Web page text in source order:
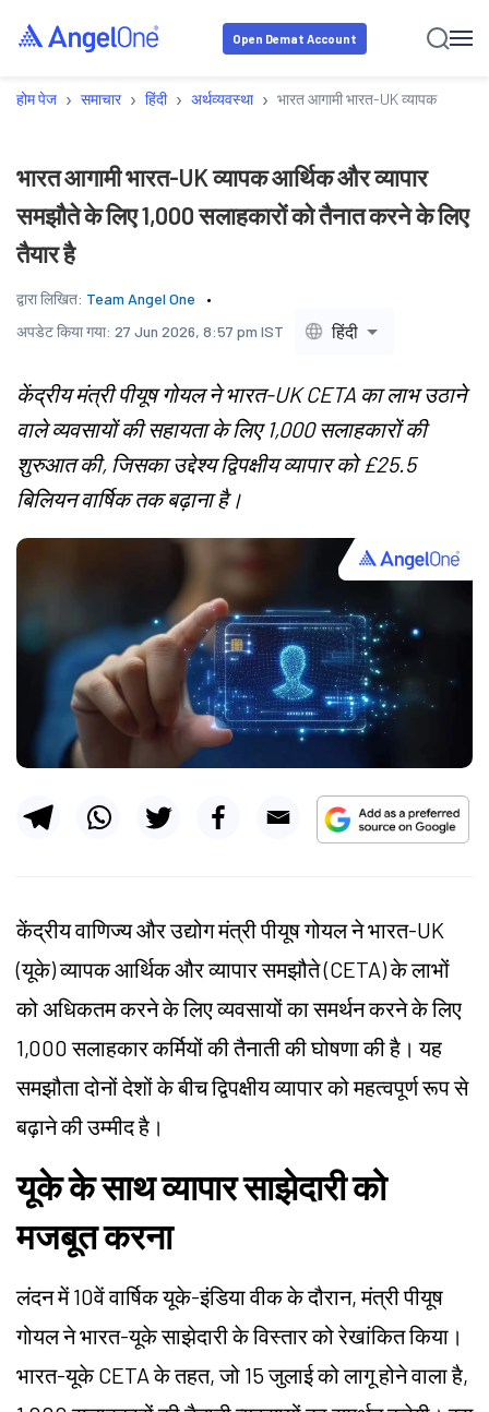
Open Demat Account
होम पेज › समाचार › हिंदी › अर्थव्यवस्था › भारत आगामी भारत-UK व्यापक आर्थिक
भारत आगामी भारत-UK व्यापक आर्थिक और व्यापार
समझौते के लिए 1,000 सलाहकारों को तैनात करने के लिए
तैयार है
द्वारा लिखित: Team Angel One
अपडेट किया गया: 27 Jun 2026, 8:57 pm IST हिंदी
केंद्रीय मंत्री पीयूष गोयल ने भारत-UK CETA का लाभ उठाने
वाले व्यवसायों की सहायता के लिए 1,000 सलाहकारों की
शुरुआत की, जिसका उद्देश्य द्विपक्षीय व्यापार को £25.5
बिलियन वार्षिक तक बढ़ाना है।
केंद्रीय वाणिज्य और उद्योग मंत्री पीयूष गोयल ने भारत-UK
(यूके) व्यापक आर्थिक और व्यापार समझौते (CETA) के लाभों
को अधिकतम करने के लिए व्यवसायों का समर्थन करने के लिए
1,000 सलाहकार कर्मियों की तैनाती की घोषणा की है। यह
समझौता दोनों देशों के बीच द्विपक्षीय व्यापार को महत्वपूर्ण रूप से
बढ़ाने की उम्मीद है।
यूके के साथ व्यापार साझेदारी को
मजबूत करना
लंदन में 10वें वार्षिक यूके-इंडिया वीक के दौरान, मंत्री पीयूष
गोयल ने भारत-यूके साझेदारी के विस्तार को रेखांकित किया।
भारत-यूके CETA के तहत, जो 15 जुलाई को लागू होने वाला है,